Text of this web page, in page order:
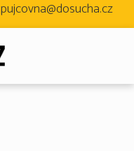
pujcovna@dosucha.cz